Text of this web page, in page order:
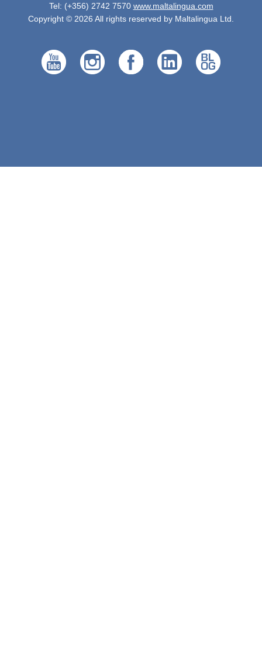
Tel: (+356) 2742 7570 www.maltalingua.com
Copyright © 2026 All rights reserved by Maltalingua Ltd.